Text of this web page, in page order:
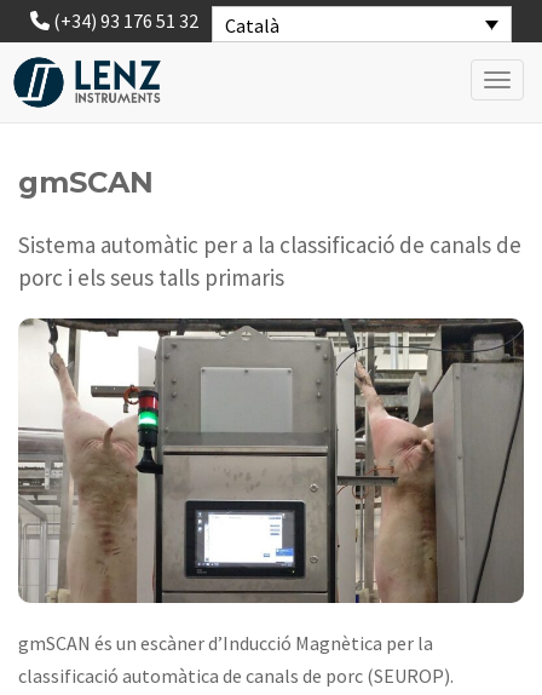
Català
(+34) 93 176 51 32
gmSCAN
Sistema automàtic per a la classificació de canals de
porc i els seus talls primaris
gmSCAN és un escàner d’Inducció Magnètica per la
classificació automàtica de canals de porc (SEUROP).